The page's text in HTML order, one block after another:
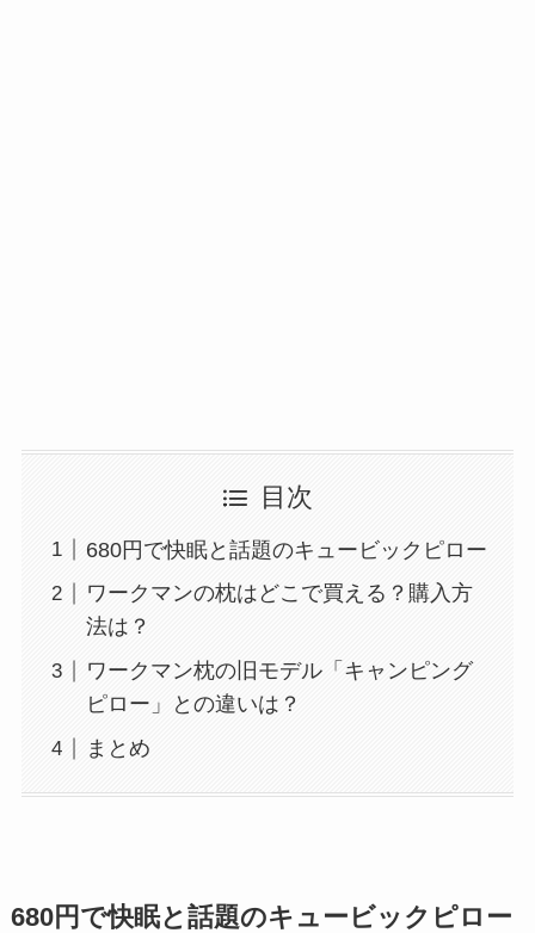
目次
680円で快眠と話題のキュービックピロー
ワークマンの枕はどこで買える？購入方
法は？
ワークマン枕の旧モデル「キャンピング
ピロー」との違いは？
まとめ
680円で快眠と話題のキュービックピロー